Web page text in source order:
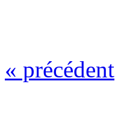
« précédent